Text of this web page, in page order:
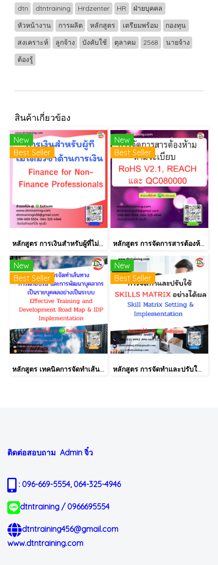
dtn dtntraining Hrdzenter HR
ฝ่ายบุคคล
หัวหน้างาน
การผลิต หลักสูตร เตรียมพร้อม
กองทุน
สงเคราะห์
ลูกจ้าง บังคับใช้ ตุลาคม 2568
นายจ้าง
ต้องรู้
สินค้าเกี่ยวข้อง
New
Best Seller
หลักสูตร การเงินสำหรับผู้ที่ไม่ได้มีวิชาชีพด้านการเงิน (Finance for Non-Finance Professionals)
New
Best Seller
หลักสูตร การจัดการสารต้องห้ามตามระเบียบ RoHS V2.1, REACH และ QC080000
New
Best Seller
หลักสูตร เทคนิคการจัดทำเส้นทางการฝึกอบรม และการพัฒนาบุคลากร เป็นรายบุคคลอย่างเป็นระบบ Effective Training and Development Road Map & IDP Implementation
New
Best Seller
หลักสูตร การจัดทำและปรับใช้ SKILLS MATRIX อย่างได้ผล Skill Matrix Setting & Implementation
ติดต่อสอบถาม Admin จิ๋ว
: 096-669-5554, 064-325-4946
dtntraining / 0966695554
dtntraining456@gmail.com
www.dtntraining.com